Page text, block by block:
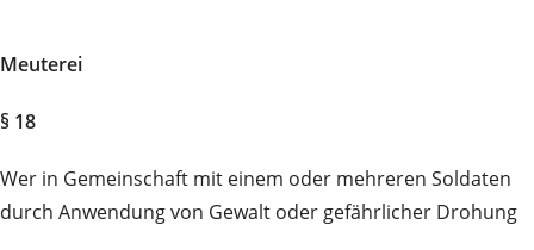
Meuterei
§ 18
Wer in Gemeinschaft mit einem oder mehreren Soldaten
durch Anwendung von Gewalt oder gefährlicher Drohung